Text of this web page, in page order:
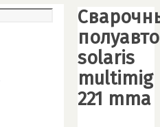
solaris
multimig
221 mma